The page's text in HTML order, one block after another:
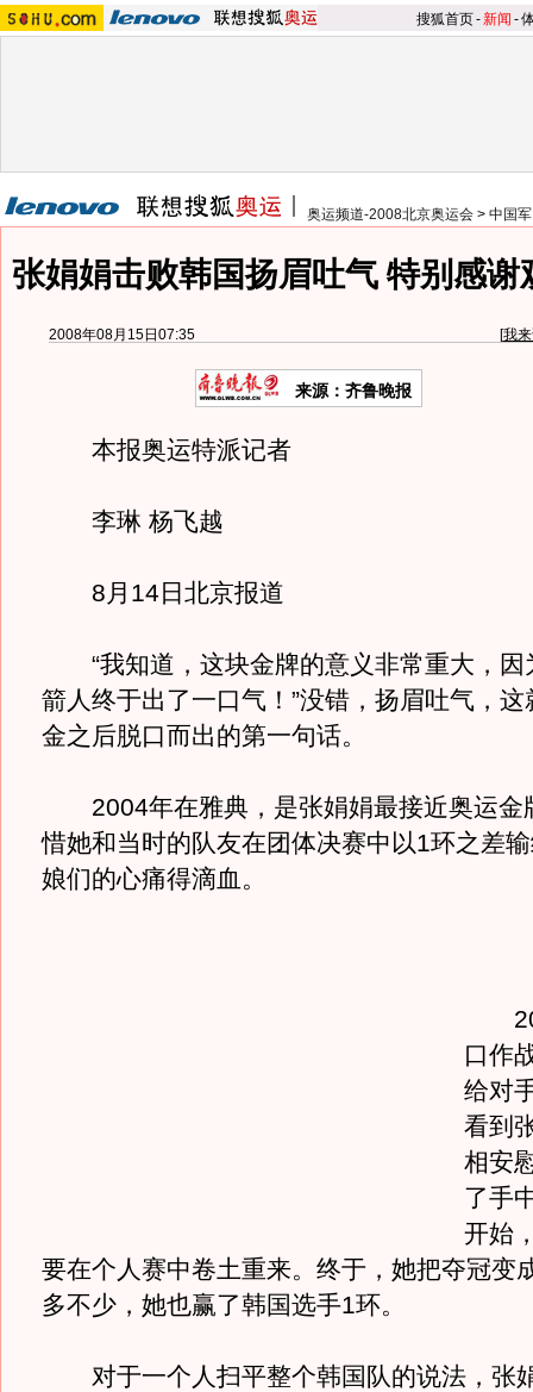
搜狐首页-新闻 -
奥运频道-2008北京奥运会 > 中国
张娟娟击败韩国扬眉吐气 特别感谢
2008年08月15日07:35 [我
来源：齐鲁晚报
本报奥运特派记者
李琳 杨飞越
8月14日北京报道
“我知道，这块金牌的意义非常重大，因
箭人终于出了一口气！”没错，扬眉吐气，
金之后脱口而出的第一句话。
2004年在雅典，是张娟娟最接近奥运金
惜她和当时的队友在团体决赛中以1环之差
娘们的心痛得滴血。
口作
给对
看到
相安
了手
开始
要在个人赛中卷土重来。终于，她把夺冠变
多不少，她也赢了韩国选手1环。
对于一个人扫平整个韩国队的说法，张